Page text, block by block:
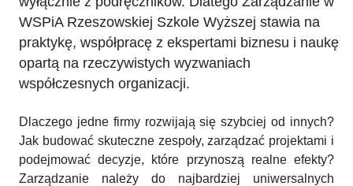
WSPiA Rzeszowskiej Szkole Wyższej stawia na
praktykę, współpracę z ekspertami biznesu i naukę
opartą na rzeczywistych wyzwaniach
współczesnych organizacji.
Dlaczego jedne firmy rozwijają się szybciej od innych?
Jak budować skuteczne zespoły, zarządzać projektami i
podejmować decyzje, które przynoszą realne efekty?
Zarządzanie należy do najbardziej uniwersalnych